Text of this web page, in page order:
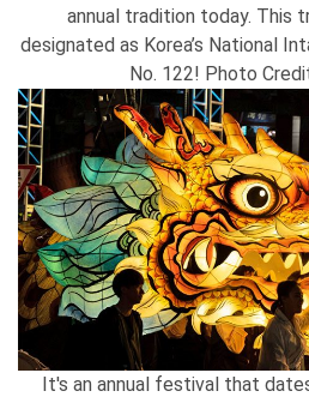
annual tradition today. This
designated as Korea’s National
No. 122! Photo
It's an annual festival that